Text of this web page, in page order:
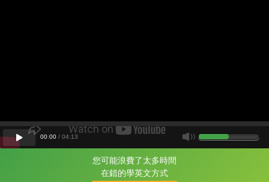
您可能浪費了太多時間
在錯的學英文方式
片尾有
攻其不背
00:00 / 04:13